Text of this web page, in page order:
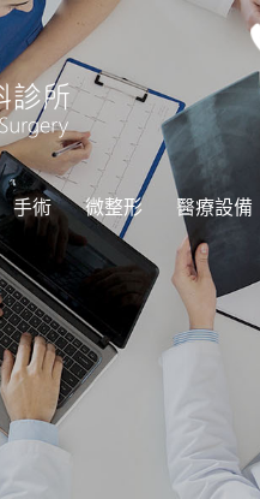
手術 微整形 醫療設備